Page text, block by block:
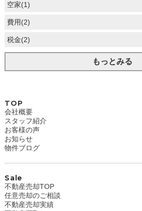
空家(1)
費用(2)
税金(2)
もっとみる
TOP
会社概要
スタッフ紹介
お客様の声
お知らせ
物件ブログ
Sale
不動産売却TOP
任意売却のご相談
不動産売却実績